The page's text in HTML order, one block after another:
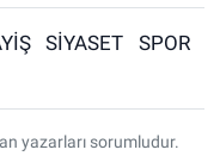
SİYASET
SPOR
yazarları sorumludur.